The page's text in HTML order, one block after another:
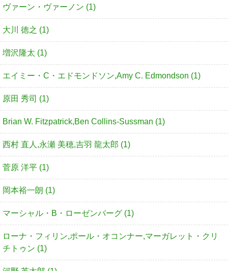
ヴァーン・ヴァーノン (1)
大川 徳之 (1)
増沢隆太 (1)
エイミー・C・エドモンドソン,Amy C. Edmondson (1)
原田 秀司 (1)
Brian W. Fitzpatrick,Ben Collins-Sussman (1)
西村 直人,永瀬 美穂,吉羽 龍太郎 (1)
菅原 洋平 (1)
岡本裕一朗 (1)
マーシャル・B・ローゼンバーグ (1)
ローナ・フィリン,ポール・オコンナー,マーガレット・クリ
チトゥン (1)